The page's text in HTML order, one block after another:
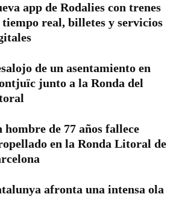
app de Rodalies con trenes
tiempo real, billetes y servicios
de un asentamiento en
junto a la Ronda del
hombre de 77 años fallece
en la Ronda Litoral de
afronta una intensa ola